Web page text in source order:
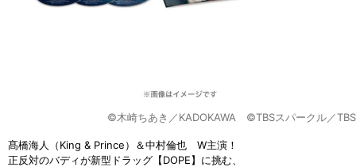
©木崎ちあき／KADOKAWA ©TBSスパークル／TBS
髙橋海人（King & Prince）＆中村倫也 W主演！
正反対のバディが新型ドラッグ【DOPE】に挑む、